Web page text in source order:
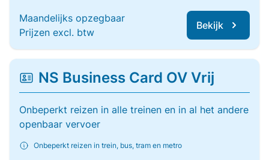
Maandelijks opzegbaar
Prijzen excl. btw
Bekijk
NS Business Card OV Vrij
Onbeperkt reizen in alle treinen en in al het andere
openbaar vervoer
Onbeperkt reizen in trein, bus, tram en metro